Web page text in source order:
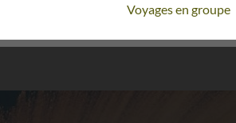
Voyages en groupe